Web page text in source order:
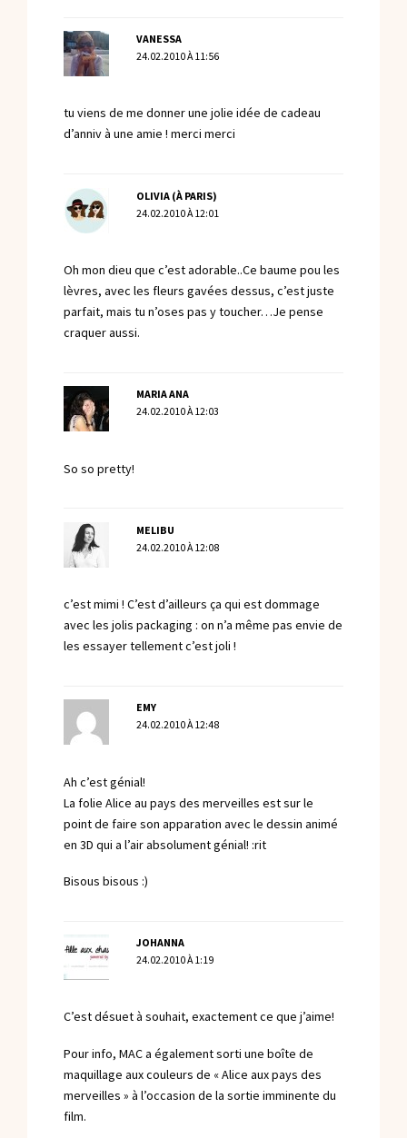
VANESSA
24.02.2010 À 11:56
tu viens de me donner une jolie idée de cadeau
d’anniv à une amie ! merci merci
OLIVIA (À PARIS)
24.02.2010 À 12:01
Oh mon dieu que c’est adorable..Ce baume pou les
lèvres, avec les fleurs gavées dessus, c’est juste
parfait, mais tu n’oses pas y toucher…Je pense
craquer aussi.
MARIA ANA
24.02.2010 À 12:03
So so pretty!
MELIBU
24.02.2010 À 12:08
c’est mimi ! C’est d’ailleurs ça qui est dommage
avec les jolis packaging : on n’a même pas envie de
les essayer tellement c’est joli !
EMY
24.02.2010 À 12:48
Ah c’est génial!
La folie Alice au pays des merveilles est sur le
point de faire son apparation avec le dessin animé
en 3D qui a l’air absolument génial! :rit
Bisous bisous :)
JOHANNA
24.02.2010 À 1:19
C’est désuet à souhait, exactement ce que j’aime!
Pour info, MAC a également sorti une boîte de
maquillage aux couleurs de « Alice aux pays des
merveilles » à l’occasion de la sortie imminente du
film.